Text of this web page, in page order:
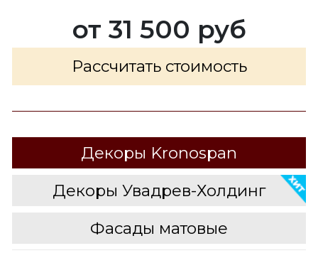
от 31 500 руб
Рассчитать стоимость
Декоры Kronospan
Декоры Увадрев-Холдинг
Фасады матовые